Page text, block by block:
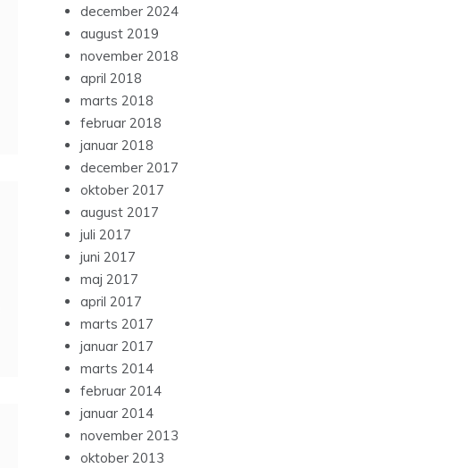
december 2024
august 2019
november 2018
april 2018
marts 2018
februar 2018
januar 2018
december 2017
oktober 2017
august 2017
juli 2017
juni 2017
maj 2017
april 2017
marts 2017
januar 2017
marts 2014
februar 2014
januar 2014
november 2013
oktober 2013